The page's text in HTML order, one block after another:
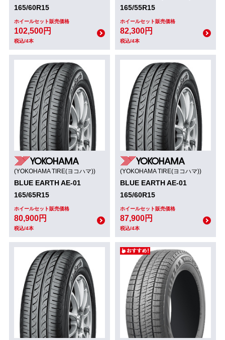
165/60R15
ホイールセット販売価格
102,500円
税込/4本
165/55R15
ホイールセット販売価格
82,300円
税込/4本
(YOKOHAMA TIRE(ヨコハマ))
BLUE EARTH AE-01
165/65R15
ホイールセット販売価格
80,900円
税込/4本
(YOKOHAMA TIRE(ヨコハマ))
BLUE EARTH AE-01
165/60R15
ホイールセット販売価格
87,900円
税込/4本